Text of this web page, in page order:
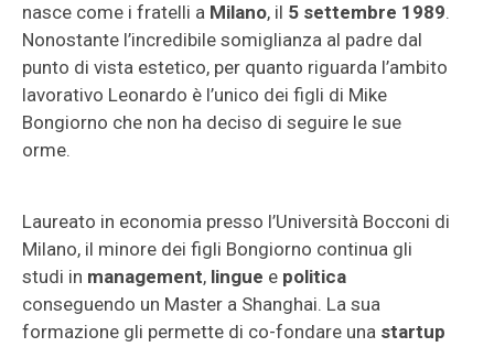
nasce come i fratelli a Milano, il 5 settembre 1989.
Nonostante l’incredibile somiglianza al padre dal
punto di vista estetico, per quanto riguarda l’ambito
lavorativo Leonardo è l’unico dei figli di Mike
Bongiorno che non ha deciso di seguire le sue
orme.
Laureato in economia presso l’Università Bocconi di
Milano, il minore dei figli Bongiorno continua gli
studi in management, lingue e politica
conseguendo un Master a Shanghai. La sua
formazione gli permette di co-fondare una startup